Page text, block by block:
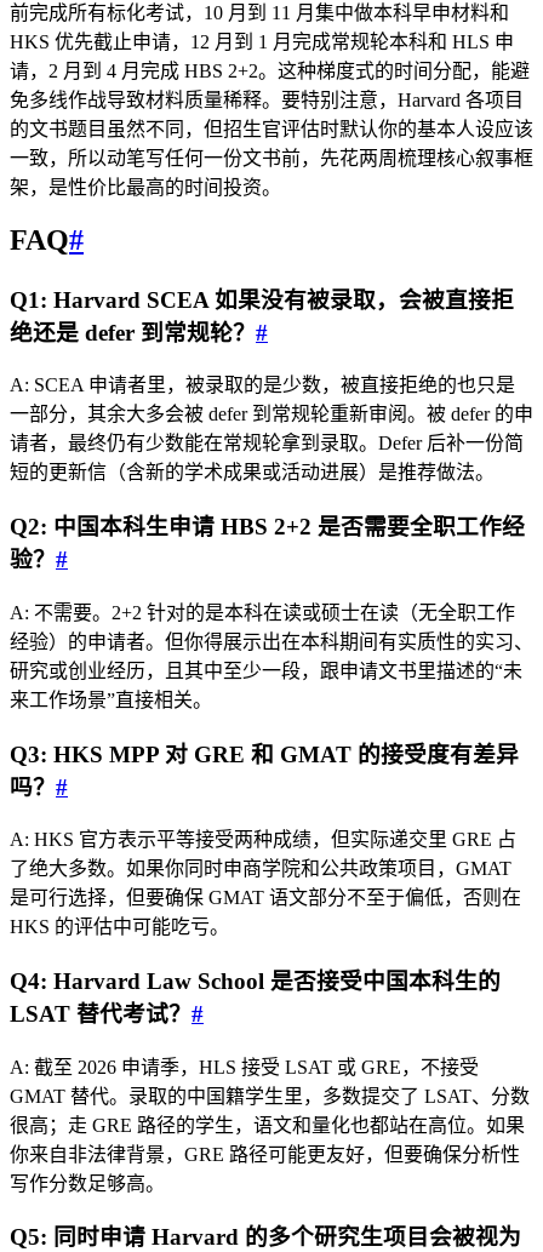
前完成所有标化考试，10 月到 11 月集中做本科早申材料和
HKS 优先截止申请，12 月到 1 月完成常规轮本科和 HLS 申
请，2 月到 4 月完成 HBS 2+2。这种梯度式的时间分配，能避
免多线作战导致材料质量稀释。要特别注意，Harvard 各项目
的文书题目虽然不同，但招生官评估时默认你的基本人设应该
一致，所以动笔写任何一份文书前，先花两周梳理核心叙事框
架，是性价比最高的时间投资。
FAQ#
Q1: Harvard SCEA 如果没有被录取，会被直接拒
绝还是 defer 到常规轮？ #
A: SCEA 申请者里，被录取的是少数，被直接拒绝的也只是
一部分，其余大多会被 defer 到常规轮重新审阅。被 defer 的申
请者，最终仍有少数能在常规轮拿到录取。Defer 后补一份简
短的更新信（含新的学术成果或活动进展）是推荐做法。
Q2: 中国本科生申请 HBS 2+2 是否需要全职工作经
验？ #
A: 不需要。2+2 针对的是本科在读或硕士在读（无全职工作
经验）的申请者。但你得展示出在本科期间有实质性的实习、
研究或创业经历，且其中至少一段，跟申请文书里描述的“未
来工作场景”直接相关。
Q3: HKS MPP 对 GRE 和 GMAT 的接受度有差异
吗？ #
A: HKS 官方表示平等接受两种成绩，但实际递交里 GRE 占
了绝大多数。如果你同时申商学院和公共政策项目，GMAT
是可行选择，但要确保 GMAT 语文部分不至于偏低，否则在
HKS 的评估中可能吃亏。
Q4: Harvard Law School 是否接受中国本科生的
LSAT 替代考试？ #
A: 截至 2026 申请季，HLS 接受 LSAT 或 GRE，不接受
GMAT 替代。录取的中国籍学生里，多数提交了 LSAT、分数
很高；走 GRE 路径的学生，语文和量化也都站在高位。如果
你来自非法律背景，GRE 路径可能更友好，但要确保分析性
写作分数足够高。
Q5: 同时申请 Harvard 的多个研究生项目会被视为